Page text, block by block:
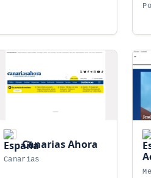
Canarias Ahora
Canarias